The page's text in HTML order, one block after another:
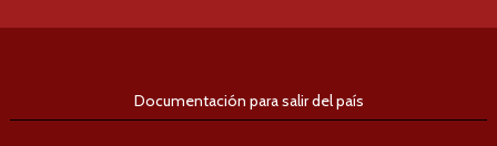
Documentación para salir del país